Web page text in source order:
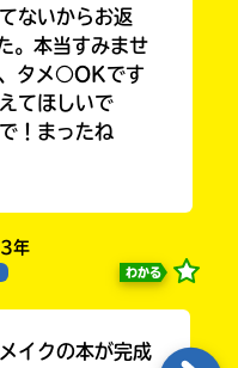
ないからお返
。本当すみませ
タメ○OKです
てほしいで
！まったね
年
わかる
イクの本が完成